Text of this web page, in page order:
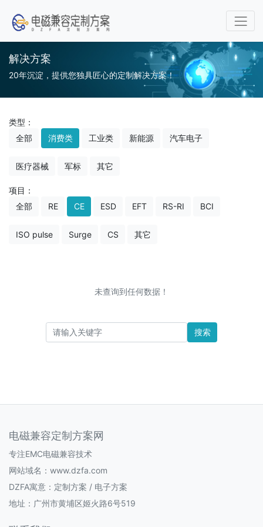
解决方案
20年沉淀，提供您独具匠心的定制解决方案！
类型：
全部
消费类 工业类 新能源 汽车电子
医疗器械 军标 其它
项目：
全部
RE CE ESD EFT RS-RI BCI
ISO pulse Surge CS 其它
未查询到任何数据！
搜索
电磁兼容定制方案网
专注EMC电磁兼容技术
网站域名：www.dzfa.com
DZFA寓意：定制方案 / 电子方案
地址：广州市黄埔区姬火路6号519